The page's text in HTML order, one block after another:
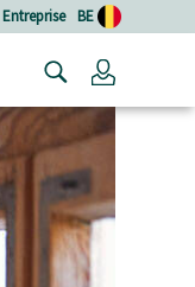
Entreprise BE